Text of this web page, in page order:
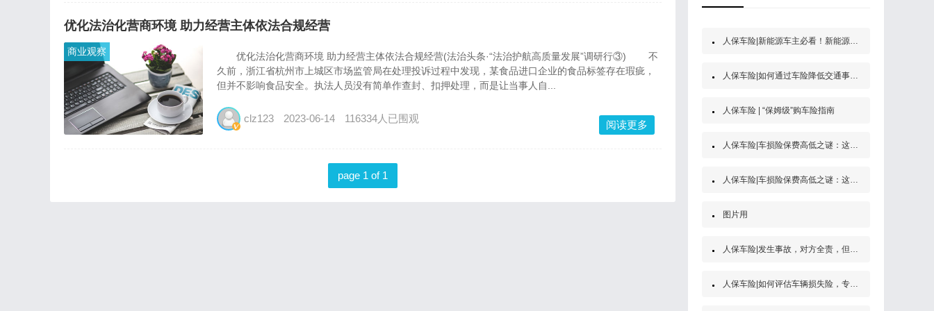
优化法治化营商环境 助力经营主体依法合规经营
商业观察
优化法治化营商环境 助力经营主体依法合规经营(法治头条·“法治护航高质量发展”调研行③) 不
久前，浙江省杭州市上城区市场监管局在处理投诉过程中发现，某食品进口企业的食品标签存在瑕疵，
但并不影响食品安全。执法人员没有简单作查封、扣押处理，而是让当事人自...
clz123 2023-06-14 116334人已围观
阅读更多
page 1 of 1
人保车险|新能源车主必看！新能源汽车第三者责任保险
人保车险|如何通过车险降低交通事故的经济风险？
人保车险 | “保姆级”购车险指南
人保车险|车损险保费高低之谜：这些因素决定了你的保费
人保车险|车损险保费高低之谜：这些因素决定了你的保费
图片用
人保车险|发生事故，对方全责，但是他没买保险怎么办？
人保车险|如何评估车辆损失险，专家为你解答